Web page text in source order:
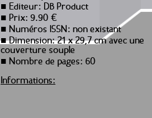
■ Editeur: DB Product
■ Prix: 9.90 €
■ Numéros ISSN: non existant
■ Dimension: 21 x 29,7 cm avec une
couverture souple
■ Nombre de pages: 60
Informations: